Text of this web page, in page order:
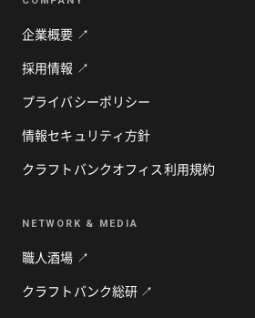
企業概要 ↗
採用情報 ↗
プライバシーポリシー
情報セキュリティ方針
クラフトバンクオフィス利用規約
NETWORK & MEDIA
職人酒場 ↗
クラフトバンク総研 ↗